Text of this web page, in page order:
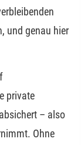
und genau hier
private
– also
Ohne